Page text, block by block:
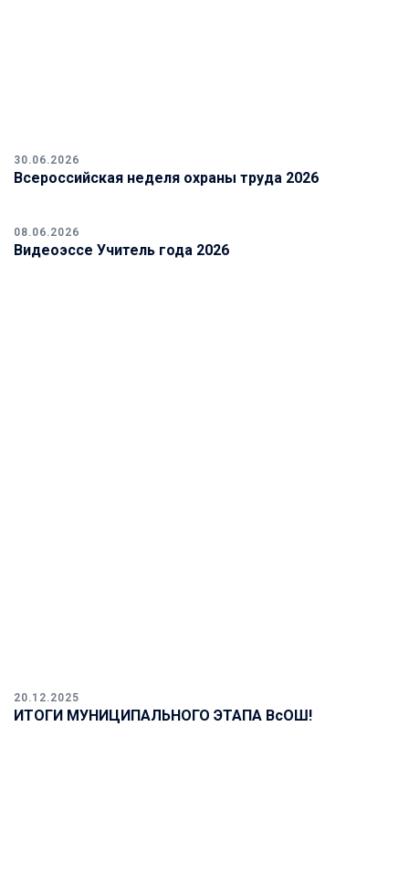
30.06.2026
Всероссийская неделя охраны труда 2026
08.06.2026
Видеоэссе Учитель года 2026
20.12.2025
ИТОГИ МУНИЦИПАЛЬНОГО ЭТАПА ВсОШ!